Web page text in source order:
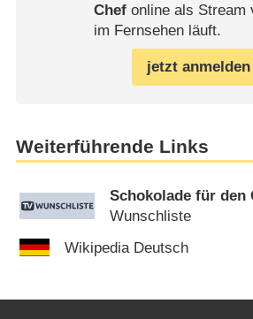
Chefonline als Stream
im Fernsehen läuft.
jetzt anmelden
Weiterführende Links
Schokolade für den
Wunschliste
Wikipedia Deutsch